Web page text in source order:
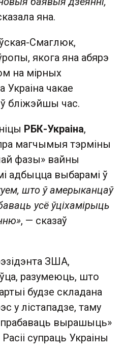
яна.
Смаглюк,
якога яна абярэ
на мірных
Украіна чакае
бліжэйшы час.
РБК-Украіна,
магчымыя тэрміны
фазы» вайны
адбыцца выбарамі ў
што ў амерыканцаў
усё ўціхамірыць
, — сказаў
ЗША,
разумеюць, што
будзе складана
у лістападзе, таму
вырашыць»
супраць Украіны